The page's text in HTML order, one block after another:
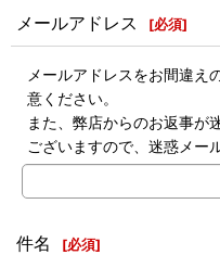
メールアドレス [必須]
メールアドレスをお間違え
意ください。
また、弊店からのお返事が
ございますので、迷惑メー
件名 [必須]